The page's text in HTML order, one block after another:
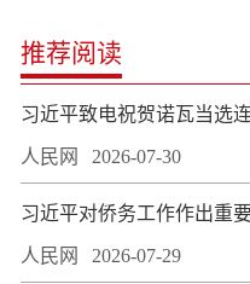
推荐阅读
习近平致电祝贺诺瓦当选
人民网 2026-07-30
习近平对侨务工作作出重
人民网 2026-07-29